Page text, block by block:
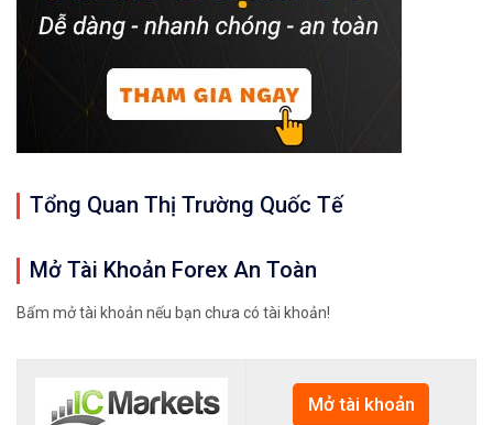
Tổng Quan Thị Trường Quốc Tế
Mở Tài Khoản Forex An Toàn
Bấm mở tài khoản nếu bạn chưa có tài khoản!
Mở tài khoản